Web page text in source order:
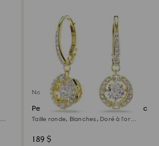
Nouveau
Pendants d'oreilles Una Angelic
Taille ronde, Blanches, Doré à l’or
189 $